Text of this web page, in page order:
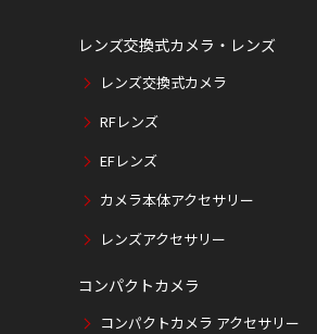
レンズ交換式カメラ・レンズ
レンズ交換式カメラ
RFレンズ
EFレンズ
カメラ本体アクセサリー
レンズアクセサリー
コンパクトカメラ
コンパクトカメラ アクセサリー